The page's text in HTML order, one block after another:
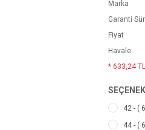
Marka
Garanti
Fiyat
Havale
* 633,24
42 - (
44 - (